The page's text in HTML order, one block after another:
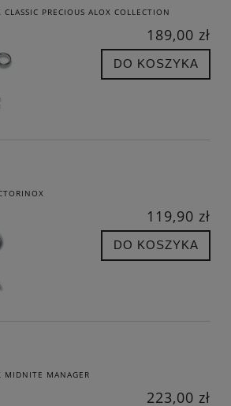
PRECIOUS ALOX COLLECTION
189,00 zł
DO KOSZYKA
119,90 zł
DO KOSZYKA
MIDNITE MANAGER
223,00 zł